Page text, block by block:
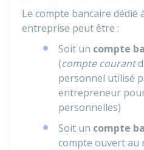
Le compte bancaire dédié
entreprise peut être :
Soit un compte
(compte courant
personnel utilisé
entrepreneur
personnelles)
Soit un compte
compte ouvert au